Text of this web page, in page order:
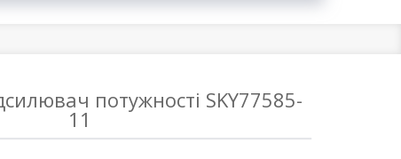
потужності SKY77585-
11